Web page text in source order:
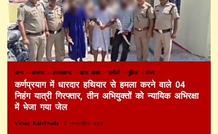
अन्य अपराध उत्तराखण्ड खास खबर चमोली पुलिस राज्य
कर्णप्रयाग में धारदार हथियार से हमला करने वाले 04
निहंग यात्री गिरफ्तार, तीन अभियुक्तों को न्यायिक अभिरक्षा
में भेजा गया जेल
Vinay Kainthola 2 months ago